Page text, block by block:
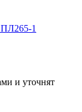
1
и уточнят